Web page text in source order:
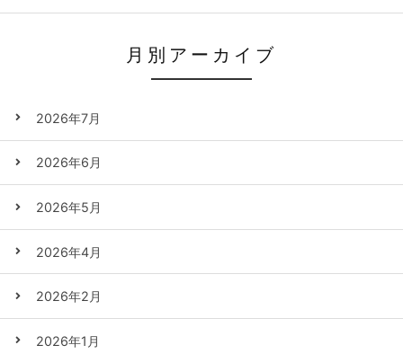
月別アーカイブ
2026年7月
2026年6月
2026年5月
2026年4月
2026年2月
2026年1月